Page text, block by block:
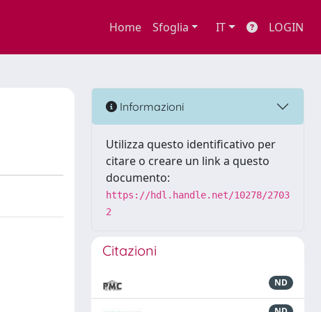
Home Sfoglia IT LOGIN
Informazioni
Utilizza questo identificativo per
citare o creare un link a questo
documento:
https://hdl.handle.net/10278/2703
2
Citazioni
ND